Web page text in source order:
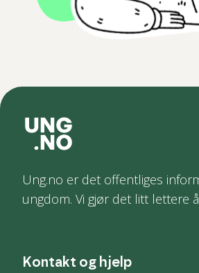
Ung.no er det offentliges
ungdom. Vi gjør det litt lettere
Kontakt og hjelp